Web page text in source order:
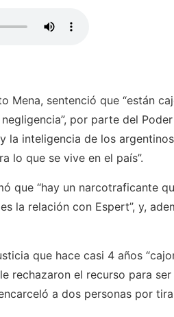
Mena, sentenció que “están
por parte del
la inteligencia de los
lo que se vive en el país”.
que “hay un narcotraficante
la relación con Espert”, y,
que hace casi 4 años
rechazaron el recurso para
a dos personas por